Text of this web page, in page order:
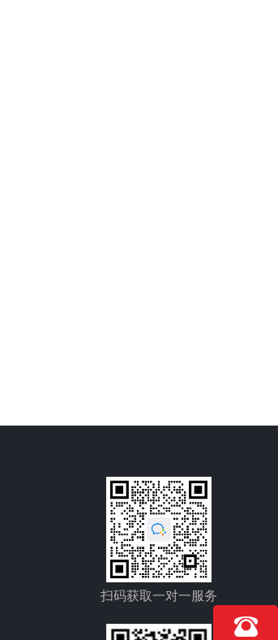
扫码获取一对一服务